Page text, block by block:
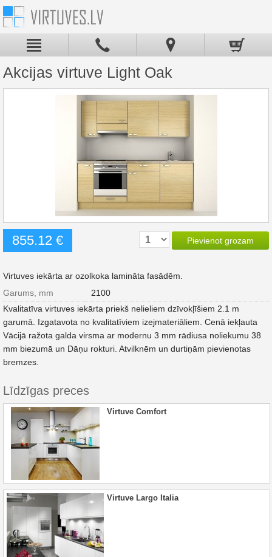
Akcijas virtuve Light Oak
855.12 € Pievienot grozam
Virtuves iekārta ar ozolkoka lamināta fasādēm.
Garums, mm
2100
Kvalitatīva virtuves iekārta priekš nelieliem dzīvokļīšiem 2.1 m
garumā. Izgatavota no kvalitatīviem izejmateriāliem. Cenā iekļauta
Vācijā ražota galda virsma ar modernu 3 mm rādiusa noliekumu 38
mm biezumā un Dāņu rokturi. Atvilknēm un durtiņām pievienotas
bremzes.
Līdzīgas preces
Virtuve Comfort
Virtuve Largo Italia